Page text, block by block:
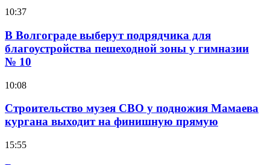
10:37
В Волгограде выберут подрядчика для
благоустройства пешеходной зоны у гимназии
№ 10
10:08
Строительство музея СВО у подножия Мамаева
кургана выходит на финишную прямую
15:55